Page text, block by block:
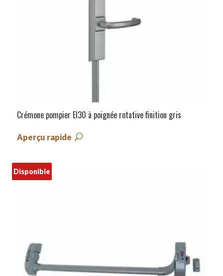
Crémone pompier EI30 à poignée rotative finition gris
Aperçu rapide
Disponible